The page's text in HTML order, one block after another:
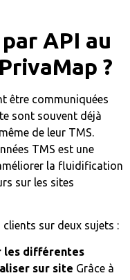
API au
?
être communiquées
sont souvent déjà
de leur TMS.
TMS est une
la fluidification
sur les sites
sur deux sujets :
les différentes
sur site Grâce à